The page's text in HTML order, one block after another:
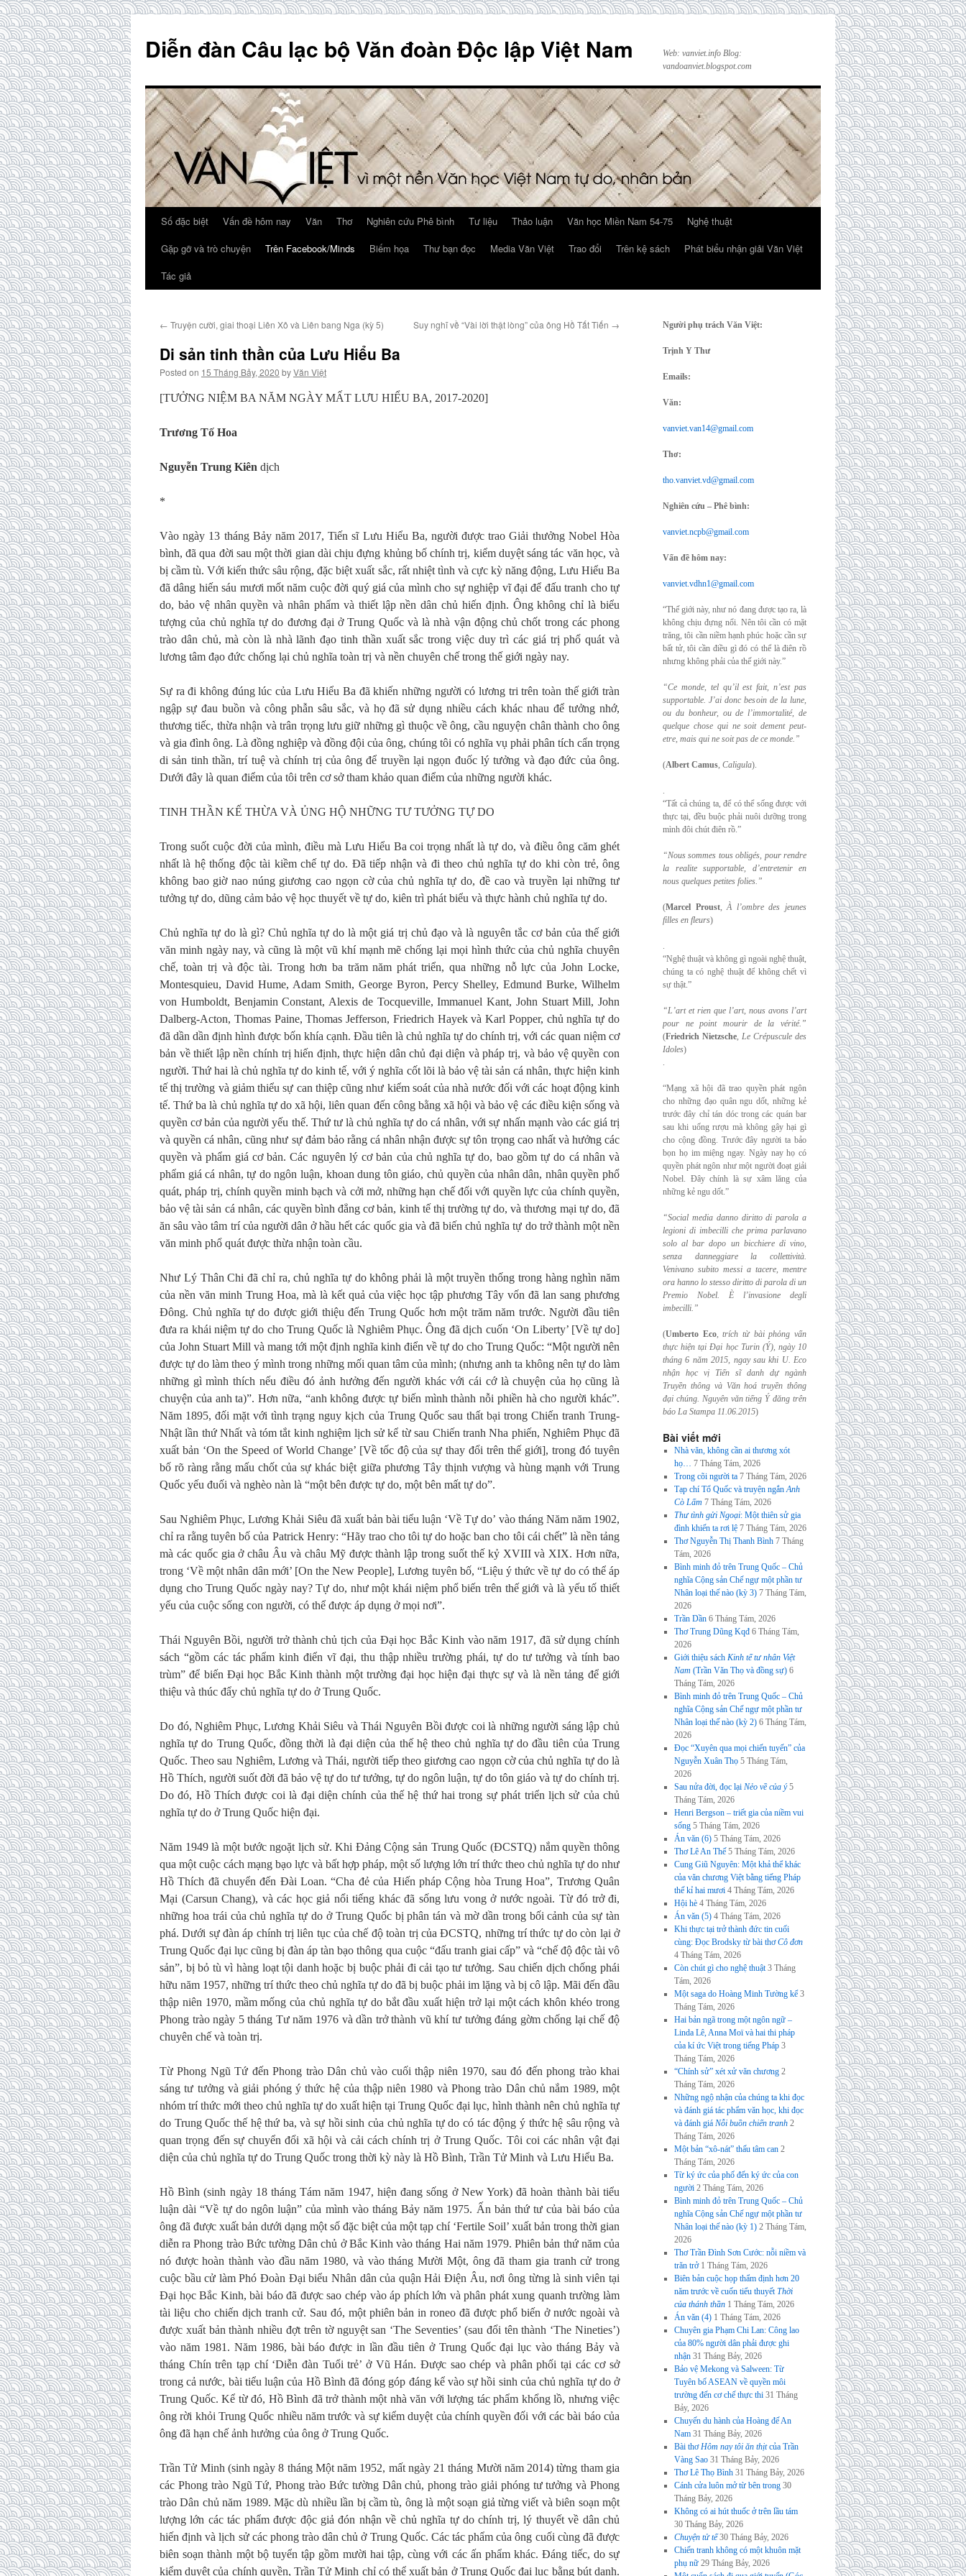
content
Diễn đàn Câu lạc bộ Văn đoàn Độc lập Việt Nam
Web: vanviet.info Blog:
vandoanviet.blogspot.com
Số đặc biệt Vấn đề hôm nay Văn Thơ Nghiên cứu Phê bình Tư liệu Thảo luận Văn học Miền Nam 54-75
Nghệ thuật
Gặp gỡ và trò chuyện
Trên Facebook/Minds Biếm họa Thư bạn đọc Media Văn Việt Trao đổi Trên kệ sách
Phát biểu nhận giải Văn Việt
Tác giả
← Truyện cười, giai thoại Liên Xô và Liên bang Nga (kỳ 5) Suy nghĩ về “Vài lời thật lòng” của ông Hồ Tất Tiến →
Di sản tinh thần của Lưu Hiểu Ba
Posted on 15 Tháng Bảy, 2020 byVăn Việt
[TƯỞNG NIỆM BA NĂM NGÀY MẤT LƯU HIỂU BA, 2017-2020]
Trương Tố Hoa
Nguyễn Trung Kiên dịch
*
Vào ngày 13 tháng Bảy năm 2017, Tiến sĩ Lưu Hiểu Ba, người được trao Giải thưởng Nobel Hòa
bình, đã qua đời sau một thời gian dài chịu đựng khủng bố chính trị, kiểm duyệt sáng tác văn học, và
bị cầm tù. Với kiến thức sâu rộng, đặc biệt xuất sắc, rất nhiệt tình và cực kỳ năng động, Lưu Hiểu Ba
đã dâng hiến sáu mươi mốt năm cuộc đời quý giá của mình cho sự nghiệp vĩ đại để đấu tranh cho tự
do, bảo vệ nhân quyền và nhân phẩm và thiết lập nền dân chủ hiến định. Ông không chỉ là biểu
tượng của chủ nghĩa tự do đương đại ở Trung Quốc và là nhà vận động chủ chốt trong các phong
trào dân chủ, mà còn là nhà lãnh đạo tinh thần xuất sắc trong việc duy trì các giá trị phổ quát và
lương tâm đạo đức chống lại chủ nghĩa toàn trị và nền chuyên chế trong thế giới ngày nay.
Sự ra đi không đúng lúc của Lưu Hiểu Ba đã khiến những người có lương tri trên toàn thế giới tràn
ngập sự đau buồn và công phẫn sâu sắc, và họ đã sử dụng nhiều cách khác nhau để tưởng nhớ,
thương tiếc, thừa nhận và trân trọng lưu giữ những gì thuộc về ông, cầu nguyện chân thành cho ông
và gia đình ông. Là đồng nghiệp và đồng đội của ông, chúng tôi có nghĩa vụ phải phân tích cẩn trọng
di sản tinh thần, trí tuệ và chính trị của ông để truyền lại ngọn đuốc lý tưởng và đạo đức của ông.
Dưới đây là quan điểm của tôi trên cơ sở tham khảo quan điểm của những người khác.
TINH THẦN KẾ THỪA VÀ ỦNG HỘ NHỮNG TƯ TƯỞNG TỰ DO
Trong suốt cuộc đời của mình, điều mà Lưu Hiểu Ba coi trọng nhất là tự do, và điều ông căm ghét
nhất là hệ thống độc tài kiềm chế tự do. Đã tiếp nhận và đi theo chủ nghĩa tự do khi còn trẻ, ông
không bao giờ nao núng giương cao ngọn cờ của chủ nghĩa tự do, đề cao và truyền lại những tư
tưởng tự do, dũng cảm bảo vệ học thuyết về tự do, kiên trì phát biểu và thực hành chủ nghĩa tự do.
Chủ nghĩa tự do là gì? Chủ nghĩa tự do là một giá trị chủ đạo và là nguyên tắc cơ bản của thế giới
văn minh ngày nay, và cũng là một vũ khí mạnh mẽ chống lại mọi hình thức của chủ nghĩa chuyên
chế, toàn trị và độc tài. Trong hơn ba trăm năm phát triển, qua những nỗ lực của John Locke,
Montesquieu, David Hume, Adam Smith, George Byron, Percy Shelley, Edmund Burke, Wilhelm
von Humboldt, Benjamin Constant, Alexis de Tocqueville, Immanuel Kant, John Stuart Mill, John
Dalberg-Acton, Thomas Paine, Thomas Jefferson, Friedrich Hayek và Karl Popper, chủ nghĩa tự do
đã dần dần định hình được bốn khía cạnh. Đầu tiên là chủ nghĩa tự do chính trị, với các quan niệm cơ
bản về thiết lập nền chính trị hiến định, thực hiện dân chủ đại diện và pháp trị, và bảo vệ quyền con
người. Thứ hai là chủ nghĩa tự do kinh tế, với ý nghĩa cốt lõi là bảo vệ tài sản cá nhân, thực hiện kinh
tế thị trường và giảm thiểu sự can thiệp cũng như kiểm soát của nhà nước đối với các hoạt động kinh
tế. Thứ ba là chủ nghĩa tự do xã hội, liên quan đến công bằng xã hội và bảo vệ các điều kiện sống và
quyền cơ bản của người yếu thế. Thứ tư là chủ nghĩa tự do cá nhân, với sự nhấn mạnh vào các giá trị
và quyền cá nhân, cũng như sự đảm bảo rằng cá nhân nhận được sự tôn trọng cao nhất và hưởng các
quyền và phẩm giá cơ bản. Các nguyên lý cơ bản của chủ nghĩa tự do, bao gồm tự do cá nhân và
phẩm giá cá nhân, tự do ngôn luận, khoan dung tôn giáo, chủ quyền của nhân dân, nhân quyền phổ
quát, pháp trị, chính quyền minh bạch và cởi mở, những hạn chế đối với quyền lực của chính quyền,
bảo vệ tài sản cá nhân, các quyền bình đẳng cơ bản, kinh tế thị trường tự do, và thương mại tự do, đã
ăn sâu vào tâm trí của người dân ở hầu hết các quốc gia và đã biến chủ nghĩa tự do trở thành một nền
văn minh phổ quát được thừa nhận toàn cầu.
Như Lý Thân Chi đã chỉ ra, chủ nghĩa tự do không phải là một truyền thống trong hàng nghìn năm
của nền văn minh Trung Hoa, mà là kết quả của việc học tập phương Tây vốn đã lan sang phương
Đông. Chủ nghĩa tự do được giới thiệu đến Trung Quốc hơn một trăm năm trước. Người đầu tiên
đưa ra khái niệm tự do cho Trung Quốc là Nghiêm Phục. Ông đã dịch cuốn ‘On Liberty’ [Về tự do]
của John Stuart Mill và mang tới một định nghĩa kinh điển về tự do cho Trung Quốc: “Một người nên
được tự do làm theo ý mình trong những mối quan tâm của mình; (nhưng anh ta không nên tự do làm
những gì mình thích nếu điều đó ảnh hưởng đến người khác với cái cớ là chuyện của họ cũng là
chuyện của anh ta)”. Hơn nữa, “anh không được tự biến mình thành nỗi phiền hà cho người khác”.
Năm 1895, đối mặt với tình trạng nguy kịch của Trung Quốc sau thất bại trong Chiến tranh Trung-
Nhật lần thứ Nhất và tóm tắt kinh nghiệm lịch sử kể từ sau Chiến tranh Nha phiến, Nghiêm Phục đã
xuất bản ‘On the Speed of World Change’ [Về tốc độ của sự thay đổi trên thế giới], trong đó tuyên
bố rõ ràng rằng mấu chốt của sự khác biệt giữa phương Tây thịnh vượng và hùng mạnh với Trung
Quốc yếu đuối và nghèo nàn là “một bên được tự do, một bên mất tự do”.
Sau Nghiêm Phục, Lương Khải Siêu đã xuất bản bài tiểu luận ‘Về Tự do’ vào tháng Năm năm 1902,
chỉ ra rằng tuyên bố của Patrick Henry: “Hãy trao cho tôi tự do hoặc ban cho tôi cái chết” là nền tảng
mà các quốc gia ở châu Âu và châu Mỹ được thành lập trong suốt thế kỷ XVIII và XIX. Hơn nữa,
trong ‘Về một nhân dân mới’ [On the New People], Lương tuyên bố, “Liệu ý thức về tự do có thể áp
dụng cho Trung Quốc ngày nay? Tự do, như một khái niệm phổ biến trên thế giới và là yếu tố thiết
yếu của cuộc sống con người, có thể được áp dụng ở mọi nơi”.
Thái Nguyên Bồi, người trở thành chủ tịch của Đại học Bắc Kinh vào năm 1917, đã sử dụng chính
sách “gồm các tác phẩm kinh điển vĩ đại, thu thập nhiều trường phái, tự do tư tưởng và tính bao
trùm” để biến Đại học Bắc Kinh thành một trường đại học hiện đại thực sự và là nền tảng để giới
thiệu và thúc đẩy chủ nghĩa tự do ở Trung Quốc.
Do đó, Nghiêm Phục, Lương Khải Siêu và Thái Nguyên Bồi được coi là những người sáng lập chủ
nghĩa tự do Trung Quốc, đồng thời là đại diện của thế hệ theo chủ nghĩa tự do đầu tiên của Trung
Quốc. Theo sau Nghiêm, Lương và Thái, người tiếp theo giương cao ngọn cờ của chủ nghĩa tự do là
Hồ Thích, người suốt đời đã bảo vệ tự do tư tưởng, tự do ngôn luận, tự do tôn giáo và tự do chính trị.
Do đó, Hồ Thích được coi là đại diện chính của thế hệ thứ hai trong sự phát triển lịch sử của chủ
nghĩa tự do ở Trung Quốc hiện đại.
Năm 1949 là một bước ngoặt lịch sử. Khi Đảng Cộng sản Trung Quốc (ĐCSTQ) nắm quyền thông
qua một cuộc cách mạng bạo lực và bất hợp pháp, một số lượng lớn trí thức theo chủ nghĩa tự do như
Hồ Thích đã chuyển đến Đài Loan. “Cha đẻ của Hiến pháp Cộng hòa Trung Hoa”, Trương Quân
Mại (Carsun Chang), và các học giả nổi tiếng khác đã sống lưu vong ở nước ngoài. Từ đó trở đi,
những hoa trái của chủ nghĩa tự do ở Trung Quốc bị phân tán và mờ dần trong bối cảnh của sự tàn
phá. Dưới sự đàn áp chính trị liên tục của chế độ toàn trị của ĐCSTQ, những trí thức tự do còn lại ở
Trung Quốc đại lục cũng bị đàn áp tàn bạo thông qua cuộc “đấu tranh giai cấp” và “chế độ độc tài vô
sản”, bị bỏ tù vì hàng loạt tội danh hoặc bị buộc phải đi cải tạo tư tưởng. Sau chiến dịch chống phái
hữu năm 1957, những trí thức theo chủ nghĩa tự do đã bị buộc phải im lặng và bị cô lập. Mãi đến đầu
thập niên 1970, mầm mống của chủ nghĩa tự do bắt đầu xuất hiện trở lại một cách khôn khéo trong
Phong trào ngày 5 tháng Tư năm 1976 và dần trở thành vũ khí tư tưởng đáng gờm chống lại chế độ
chuyên chế và toàn trị.
Từ Phong Ngũ Tứ đến Phong trào Dân chủ vào cuối thập niên 1970, sau đó đến phong trào khai
sáng tư tưởng và giải phóng ý thức hệ của thập niên 1980 và Phong trào Dân chủ nắm 1989, một
nhóm trí thức mới theo chủ nghĩa tự do xuất hiện tại Trung Quốc đại lục, hình thành nên chủ nghĩa tự
do Trung Quốc thế hệ thứ ba, và sự hồi sinh của chủ nghĩa tự do có tác động ý thức hệ sâu rộng và
quan trọng đến sự chuyển đổi xã hội và cải cách chính trị ở Trung Quốc. Tôi coi các nhân vật đại
diện của chủ nghĩa tự do Trung Quốc trong thời kỳ này là Hồ Bình, Trần Tử Minh và Lưu Hiểu Ba.
Hồ Bình (sinh ngày 18 tháng Tám năm 1947, hiện đang sống ở New York) đã hoàn thành bài tiểu
luận dài “Về tự do ngôn luận” của mình vào tháng Bảy năm 1975. Ấn bản thứ tư của bài báo của
ông đã được xuất bản dưới dạng một số đặc biệt của một tạp chí ‘Fertile Soil’ xuất bản trong thời gian
diễn ra Phong trào Bức tường Dân chủ ở Bắc Kinh vào tháng Hai năm 1979. Phiên bản thứ năm của
nó được hoàn thành vào đầu năm 1980, và vào tháng Mười Một, ông đã tham gia tranh cử trong
cuộc bầu cử làm Phó Đoàn Đại biểu Nhân dân của quận Hải Điện Âu, nơi ông từng là sinh viên tại
Đại học Bắc Kinh, bài báo đã được sao chép vào áp phích lớn và phân phát xung quanh trường làm
tài liệu cho chiến dịch tranh cử. Sau đó, một phiên bản in roneo đã được phổ biến ở nước ngoài và
được xuất bản thành nhiều đợt trên tờ nguyệt san ‘The Seventies’ (sau đổi tên thành ‘The Nineties’)
vào năm 1981. Năm 1986, bài báo được in lần đầu tiên ở Trung Quốc đại lục vào tháng Bảy và
tháng Chín trên tạp chí ‘Diễn đàn Tuổi trẻ’ ở Vũ Hán. Được sao chép và phân phối tại các cơ sở
trong cả nước, bài tiểu luận của Hồ Bình đã đóng góp đáng kể vào sự hồi sinh của chủ nghĩa tự do ở
Trung Quốc. Kể từ đó, Hồ Bình đã trở thành một nhà văn với lượng tác phẩm khổng lồ, nhưng việc
ông rời khỏi Trung Quốc nhiều năm trước và sự kiểm duyệt của chính quyền đối với các bài báo của
ông đã hạn chế ảnh hưởng của ông ở Trung Quốc.
Trần Tử Minh (sinh ngày 8 tháng Một năm 1952, mất ngày 21 tháng Mười năm 2014) từng tham gia
các Phong trào Ngũ Tứ, Phong trào Bức tường Dân chủ, phong trào giải phóng tư tưởng và Phong
trào Dân chủ năm 1989. Mặc dù nhiều lần bị cầm tù, ông là một soạn giả từng viết và biên soạn một
lượng lớn các tác phẩm được độc giả đón nhận về chủ nghĩa tự do chính trị, lý thuyết về dân chủ
hiến định và lịch sử các phong trào dân chủ ở Trung Quốc. Các tác phẩm của ông cuối cùng đã được
biên soạn thành một bộ tuyển tập gồm mười hai tập, cùng với các ấn phẩm khác. Đáng tiếc, do sự
kiểm duyệt của chính quyền, Trần Tử Minh chỉ có thể xuất bản ở Trung Quốc đại lục bằng bút danh.
Người phụ trách Văn Việt:
Trịnh Y Thư
Emails:
Văn:
vanviet.van14@gmail.com
Thơ:
tho.vanviet.vd@gmail.com
Nghiên cứu – Phê bình:
vanviet.ncpb@gmail.com
Vấn đề hôm nay:
vanviet.vdhn1@gmail.com
“Thế giới này, như nó đang được tạo ra, là
không chịu đựng nổi. Nên tôi cần có mặt
trăng, tôi cần niềm hạnh phúc hoặc cần sự
bất tử, tôi cần điều gì đó có thể là điên rồ
nhưng không phải của thế giới này.”
“Ce monde, tel qu’il est fait, n’est pas
supportable. J’ai donc besoin de la lune,
ou du bonheur, ou de l’immortalité, de
quelque chose qui ne soit dement peut-
etre, mais qui ne soit pas de ce monde.”
(Albert Camus, Caligula).
.
“Tất cả chúng ta, để có thể sống được với
thực tại, đều buộc phải nuôi dưỡng trong
mình đôi chút điên rồ.”
“Nous sommes tous obligés, pour rendre
la realite supportable, d’entretenir en
nous quelques petites folies.”
(Marcel Proust,À l’ombre des jeunes
filles en fleurs)
.
“Nghệ thuật và không gì ngoài nghệ thuật,
chúng ta có nghệ thuật để không chết vì
sự thật.”
“L’art et rien que l’art, nous avons l’art
pour ne point mourir de la vérité.”
(Friedrich Nietzsche, Le Crépuscule des
Idoles)
.
“Mạng xã hội đã trao quyền phát ngôn
cho những đạo quân ngu dốt, những kẻ
trước đây chỉ tán dóc trong các quán bar
sau khi uống rượu mà không gây hại gì
cho cộng đồng. Trước đây người ta bảo
bọn họ im miệng ngay. Ngày nay họ có
quyền phát ngôn như một người đoạt giải
Nobel. Đây chính là sự xâm lăng của
những kẻ ngu dốt.”
“Social media danno diritto di parola a
legioni di imbecilli che prima parlavano
solo albar dopo un bicchiere di vino,
senza danneggiare la collettività.
Venivano subito messi a tacere, mentre
ora hanno lo stesso diritto di parola di un
Premio Nobel. È l’invasione degli
imbecilli.”
(Umberto Eco,trích từ bài phỏng vấn
thực hiện tại Đại học Turin (Ý), ngày 10
tháng 6 năm 2015, ngay sau khi U. Eco
nhận học vị Tiến sĩ danh dự ngành
Truyền thông và Văn hoá truyền thông
đại chúng. Nguyên văn tiếng Ý đăng trên
báo La Stampa 11.06.2015)
Bài viết mới
Nhà văn, không cần ai thương xót
họ… 7 Tháng Tám, 2026
Trong cõi người ta 7 Tháng Tám, 2026
Tạp chí Tổ Quốc và truyện ngắnAnh
Cò Lấm 7 Tháng Tám, 2026
Thư tình gửi Ngoại: Một thiên sử gia
đình khiến ta rơi lệ 7 Tháng Tám, 2026
Thơ Nguyễn Thị Thanh Bình 7 Tháng
Tám, 2026
Bình minh đỏ trên Trung Quốc – Chủ
nghĩa Cộng sản Chế ngự một phần tư
Nhân loại thế nào (kỳ 3) 7 Tháng Tám,
2026
Trần Dần 6 Tháng Tám, 2026
Thơ Trung Dũng Kqđ 6 Tháng Tám,
2026
Giới thiệu sách Kinh tế tư nhân Việt
Nam (Trần Văn Thọ và đồng sự) 6
Tháng Tám, 2026
Bình minh đỏ trên Trung Quốc – Chủ
nghĩa Cộng sản Chế ngự một phần tư
Nhân loại thế nào (kỳ 2) 6 Tháng Tám,
2026
Đọc “Xuyên qua mọi chiến tuyến” của
Nguyễn Xuân Thọ 5 Tháng Tám,
2026
Sau nửa đời, đọc lại Nẻo về của ý 5
Tháng Tám, 2026
Henri Bergson – triết gia của niềm vui
sống 5 Tháng Tám, 2026
Án văn (6) 5 Tháng Tám, 2026
Thơ Lê An Thế 5 Tháng Tám, 2026
Cung Giũ Nguyên: Một khả thể khác
của văn chương Việt bằng tiếng Pháp
thế kỉ hai mươi 4 Tháng Tám, 2026
Hội hè 4 Tháng Tám, 2026
Án văn (5) 4 Tháng Tám, 2026
Khi thực tại trở thành đức tin cuối
cùng: Đọc Brodsky từ bài thơCô đơn
4 Tháng Tám, 2026
Còn chút gì cho nghệ thuật 3 Tháng
Tám, 2026
Một saga do Hoàng Minh Tường kể 3
Tháng Tám, 2026
Hai bản ngã trong một ngôn ngữ –
Linda Lê, Anna Moï và hai thi pháp
của kí ức Việt trong tiếng Pháp 3
Tháng Tám, 2026
“Chính sử” xét xử văn chương 2
Tháng Tám, 2026
Những ngộ nhận của chúng ta khi đọc
và đánh giá tác phẩm văn học, khi đọc
và đánh giá Nỗi buồn chiến tranh 2
Tháng Tám, 2026
Một bản “xô-nát” thấu tâm can 2
Tháng Tám, 2026
Từ ký ức của phố đến ký ức của con
người 2 Tháng Tám, 2026
Bình minh đỏ trên Trung Quốc – Chủ
nghĩa Cộng sản Chế ngự một phần tư
Nhân loại thế nào (kỳ 1) 2 Tháng Tám,
2026
Thơ Trần Đình Sơn Cước: nỗi niềm và
trăn trở 1 Tháng Tám, 2026
Biên bản cuộc họp thẩm định hơn 20
năm trước về cuốn tiểu thuyếtThời
của thánh thần 1 Tháng Tám, 2026
Án văn (4) 1 Tháng Tám, 2026
Chuyên gia Phạm Chi Lan: Công lao
của 80% người dân phải được ghi
nhận 31 Tháng Bảy, 2026
Bảo vệ Mekong và Salween: Từ
Tuyên bố ASEAN về quyền môi
trường đến cơ chế thực thi 31 Tháng
Bảy, 2026
Chuyến du hành của Hoàng đế An
Nam 31 Tháng Bảy, 2026
Bài thơHôm nay tôi ăn thịtcủa Trần
Vàng Sao 31 Tháng Bảy, 2026
Thơ Lê Thọ Bình 31 Tháng Bảy, 2026
Cánh cửa luôn mở từ bên trong 30
Tháng Bảy, 2026
Không có ai hút thuốc ở trên lầu tám
30 Tháng Bảy, 2026
Chuyện tử tế 30 Tháng Bảy, 2026
Chiến tranh không có một khuôn mặt
phụ nữ 29 Tháng Bảy, 2026